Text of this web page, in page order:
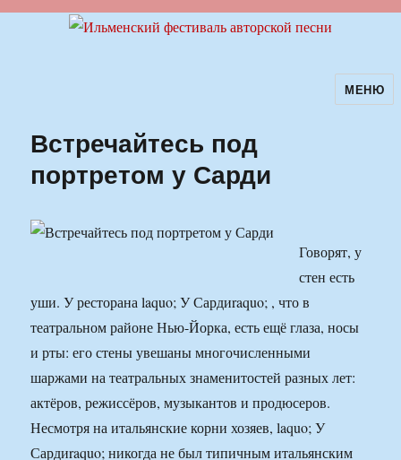
Ильменский фестиваль авторскойМЕНЮ
Встречайтесь под
портретом у Сарди
Говорят, у
стен есть
уши. У ресторана laquo; У Сардиraquo; , что в
театральном районе Нью-Йорка, есть ещё глаза, носы
и рты: его стены увешаны многочисленными
шаржами на театральных знаменитостей разных лет:
актёров, режиссёров, музыкантов и продюсеров.
Несмотря на итальянские корни хозяев, laquo; У
Сардиraquo; никогда не был типичным итальянским